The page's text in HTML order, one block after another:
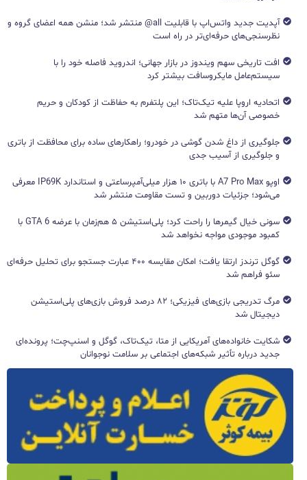
آپدیت جدید واتس‌اپ با قابلیت all@ منتشر شد؛ منشن همه اعضای گروه و
نظرسنجی‌های حرفه‌ای‌تر در راه است
افت تاریخی سهم ویندوز در بازار جهانی؛ اندروید فاصله خود را با
سیستم‌عامل مایکروسافت بیشتر کرد
اتحادیه اروپا علیه تیک‌تاک؛ این پلتفرم به حفاظت از کودکان و حریم
خصوصی آن‌ها متهم شد
جلوگیری از داغ شدن گوشی در خودرو؛ راهکارهای ساده برای محافظت از باتری
و جلوگیری از آسیب جدی
اوپو A7 Pro Max با باتری ۱۰ هزار میلی‌آمپرساعتی و استاندارد IP69K معرفی
می‌شود؛ جزئیات دوربین و تست مقاومت منتشر شد
سونی خیال گیمرها را راحت کرد؛ پلی‌استیشن ۵ هم‌زمان با عرضه GTA 6 با
کمبود موجودی مواجه نخواهد شد
گوگل ترندز ارتقا یافت؛ امکان مقایسه ۴۰۰ عبارت جستجو برای تحلیل حرفه‌ای
سئو فراهم شد
مرگ تدریجی بازی‌های فیزیکی؛ ۸۲ درصد فروش بازی‌های پلی‌استیشن
دیجیتال شد
شکایت خانواده‌های آمریکایی از متا، تیک‌تاک، گوگل و اسنپ‌چت؛ پرونده‌ای
جدید درباره تأثیر شبکه‌های اجتماعی بر سلامت نوجوانان